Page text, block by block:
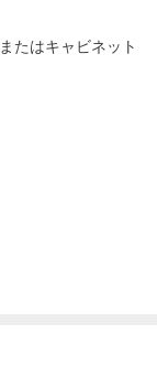
たはキャビネット